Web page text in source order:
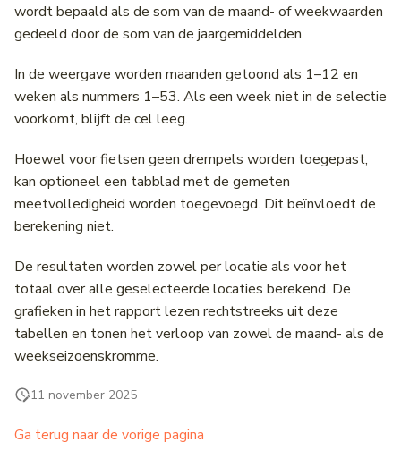
wordt bepaald als de som van de maand- of weekwaarden
gedeeld door de som van de jaargemiddelden.
In de weergave worden maanden getoond als 1–12 en
weken als nummers 1–53. Als een week niet in de selectie
voorkomt, blijft de cel leeg.
Hoewel voor fietsen geen drempels worden toegepast,
kan optioneel een tabblad met de gemeten
meetvolledigheid worden toegevoegd. Dit beïnvloedt de
berekening niet.
De resultaten worden zowel per locatie als voor het
totaal over alle geselecteerde locaties berekend. De
grafieken in het rapport lezen rechtstreeks uit deze
tabellen en tonen het verloop van zowel de maand- als de
weekseizoenskromme.
11 november 2025
Ga terug naar de vorige pagina